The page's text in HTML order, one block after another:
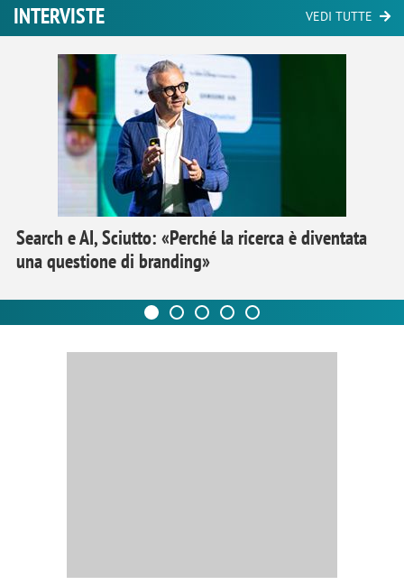
INTERVISTE VEDI TUTTE
Search e AI, Sciutto: «Perché la ricerca è diventata
una questione di branding»